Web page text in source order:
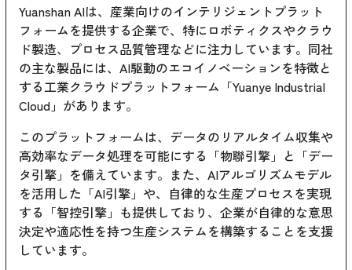
Yuanshan AIは、産業向けのインテリジェントプラット
フォームを提供する企業で、特にロボティクスやクラウ
ド製造、プロセス品質管理などに注力しています。同社
の主な製品には、AI駆動のエコイノベーションを特徴と
する工業クラウドプラットフォーム「Yuanye Industrial
Cloud」があります。
このプラットフォームは、データのリアルタイム収集や
高効率なデータ処理を可能にする「物聯引擎」と「デー
タ引擎」を備えています。また、AIアルゴリズムモデル
を活用した「AI引擎」や、自律的な生産プロセスを実現
する「智控引擎」も提供しており、企業が自律的な意思
決定や適応性を持つ生産システムを構築することを支援
しています。